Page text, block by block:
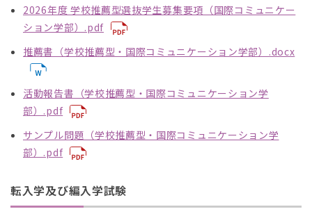
2026年度 学校推薦型選抜学生募集要項（国際コミュニケー
ション学部）.pdf
推薦書（学校推薦型・国際コミュニケーション学部）.docx
活動報告書（学校推薦型・国際コミュニケーション学
部）.pdf
サンプル問題（学校推薦型・国際コミュニケーション学
部）.pdf
転入学及び編入学試験